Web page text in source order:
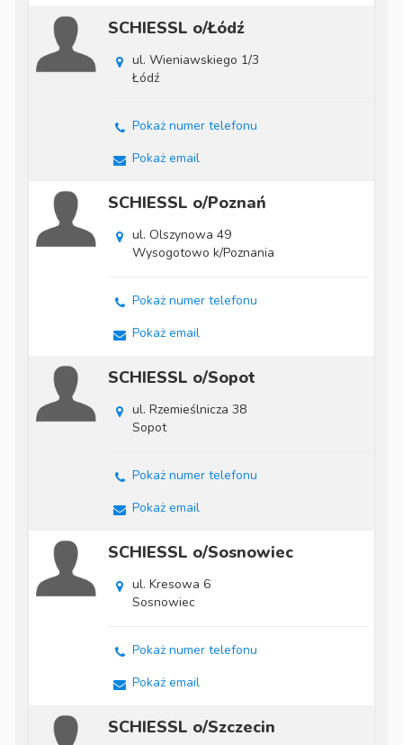
SCHIESSL o/Łódź
ul. Wieniawskiego 1/3
Łódź
Pokaż numer telefonu
Pokaż email
SCHIESSL o/Poznań
ul. Olszynowa 49
Wysogotowo k/Poznania
Pokaż numer telefonu
Pokaż email
SCHIESSL o/Sopot
ul. Rzemieślnicza 38
Sopot
Pokaż numer telefonu
Pokaż email
SCHIESSL o/Sosnowiec
ul. Kresowa 6
Sosnowiec
Pokaż numer telefonu
Pokaż email
SCHIESSL o/Szczecin